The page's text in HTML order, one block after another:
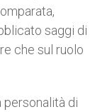
saggi di
che sul ruolo
personalità di